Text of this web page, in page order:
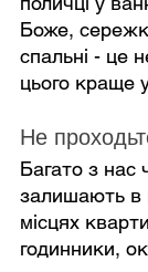
Боже,
спальні - це
цього краще
Не
Багато з нас
залишають в
місцях
годинники,